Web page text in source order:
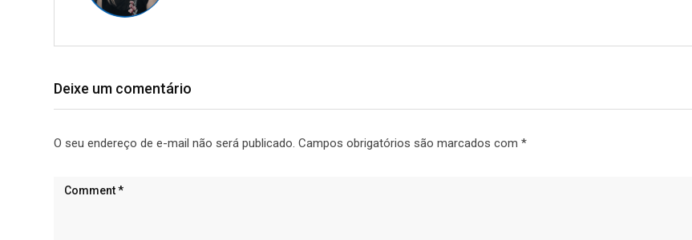
Deixe um comentário
O seu endereço de e-mail não será publicado. Campos obrigatórios são marcados com *